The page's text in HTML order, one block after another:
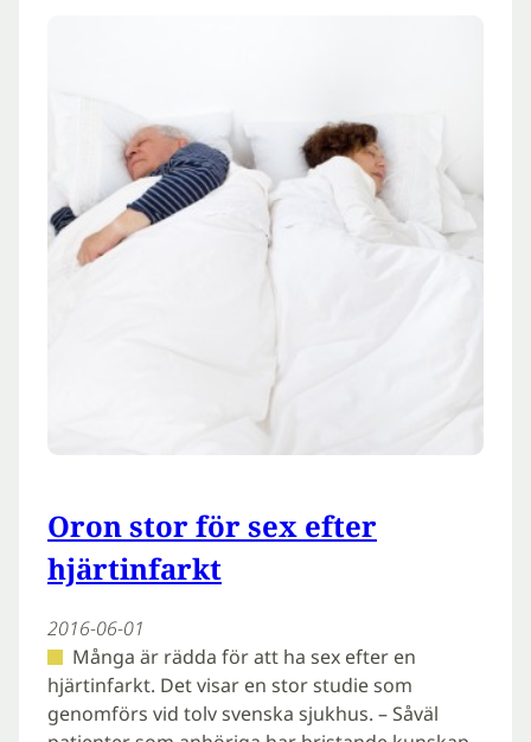
Oron stor för sex efter
hjärtinfarkt
2016-06-01
Många är rädda för att ha sex efter en
hjärtinfarkt. Det visar en stor studie som
genomförs vid tolv svenska sjukhus. – Såväl